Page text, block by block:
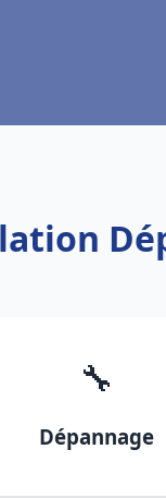
🔧
Dépannage